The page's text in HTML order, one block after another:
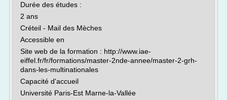
Durée des études :
2 ans
Créteil - Mail des Mèches
Accessible en
Site web de la formation : http://www.iae-
eiffel.fr/fr/formations/master-2nde-annee/master-2-grh-
dans-les-multinationales
Capacité d'accueil
Université Paris-Est Marne-la-Vallée